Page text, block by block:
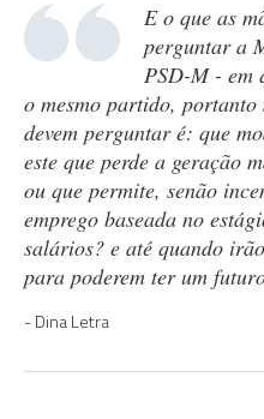
E o que as
perguntar a
PSD-M - em
o mesmo partido, portanto
devem perguntar é: que
este que perde a geração
ou que permite, senão
emprego baseada no
salários? e até quando
para poderem ter um
Dina Letra